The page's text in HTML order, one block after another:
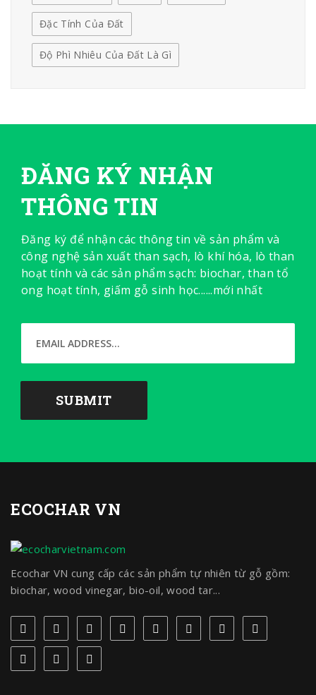
Đặc Tính Của Đất
Độ Phì Nhiêu Của Đất Là Gì
ĐĂNG KÝ NHẬN
THÔNG TIN
Đăng ký để nhận các thông tin về sản phẩm và
công nghệ sản xuất than sạch, lò khí hóa, lò than
hoạt tính và các sản phẩm sạch: biochar, than tổ
ong hoạt tính, giấm gỗ sinh học......mới nhất
ECOCHAR VN
Ecochar VN cung cấp các sản phẩm tự nhiên từ gỗ gồm:
biochar, wood vinegar, bio-oil, wood tar...